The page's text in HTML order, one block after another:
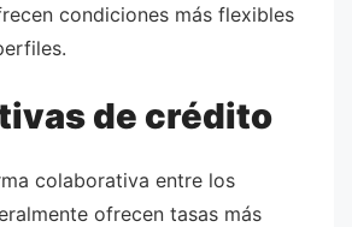
condiciones más flexibles
de crédito
colaborativa entre los
ofrecen tasas más